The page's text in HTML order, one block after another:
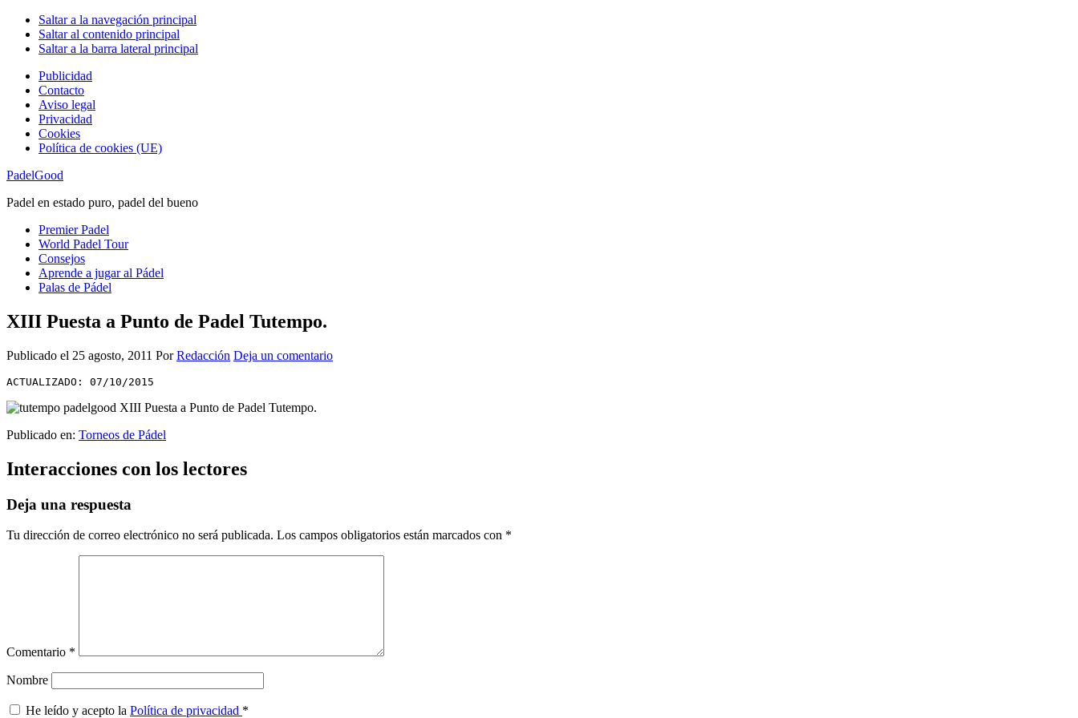
Saltar a la navegación principal
Saltar al contenido principal
Saltar a la barra lateral principal
Publicidad
Contacto
Aviso legal
Privacidad
Cookies
Política de cookies (UE)
PadelGood
Padel en estado puro, padel del bueno
Premier Padel
World Padel Tour
Consejos
Aprende a jugar al Pádel
Palas de Pádel
XIII Puesta a Punto de Padel Tutempo.
Publicado el 25 agosto, 2011 PorRedacción Deja un comentario
ACTUALIZADO: 07/10/2015
Publicado en: Torneos de Pádel
Interacciones con los lectores
Deja una respuesta
Tu dirección de correo electrónico no será publicada. Los campos obligatorios están marcados con *
Comentario *
Nombre
He leído y acepto la Política de privacidad *